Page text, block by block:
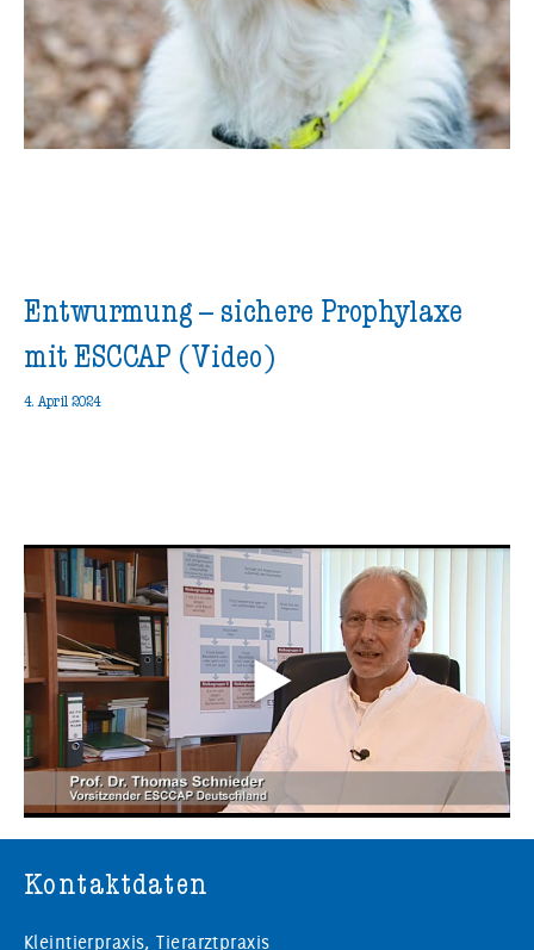
Entwurmung – sichere Prophylaxe
mit ESCCAP (Video)
4. April 2024
Kontaktdaten
Kleintierpraxis, Tierarztpraxis